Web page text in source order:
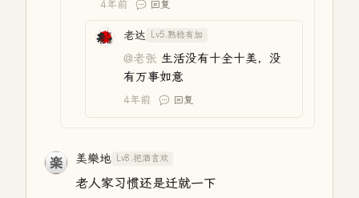
4年前 回复
老达 Lv5.熟稔有加
@老张 生活没有十全十美，没
有万事如意
4年前 回复
美樂地 Lv8.把酒言欢
老人家习惯还是迁就一下